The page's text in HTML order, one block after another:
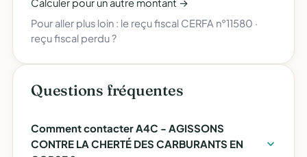
Calculer pour un autre montant →
Pour aller plus loin : le reçu fiscal CERFA n°11580 ·
reçu fiscal perdu ?
Questions fréquentes
Comment contacter A4C - AGISSONS
CONTRE LA CHERTÉ DES CARBURANTS EN